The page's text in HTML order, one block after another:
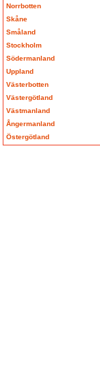
Norrbotten
Skåne
Småland
Stockholm
Södermanland
Uppland
Västerbotten
Västergötland
Västmanland
Ångermanland
Östergötland